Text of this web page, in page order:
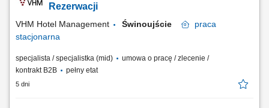
stanowiska: profesjonalna obsługa gości hotelowych; prowadzenie
Rezerwacji
VHM Hotel Management Świnoujście
praca
stacjonarna
specjalista / specjalistka (mid)
umowa o pracę / zlecenie /
kontrakt B2B
pełny etat
5 dni